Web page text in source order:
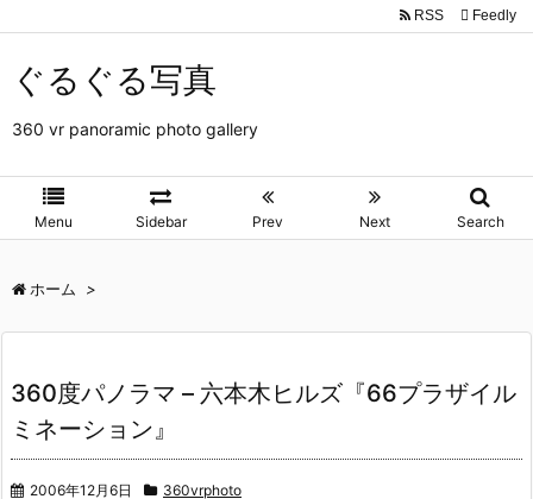
ぐるぐる写真
360 vr panoramic photo gallery
Menu Sidebar Prev Next Search
RSS Feedly
ホーム >
360度パノラマ – 六本木ヒルズ『66プラザイル
ミネーション』
2006年12月6日 360vrphoto